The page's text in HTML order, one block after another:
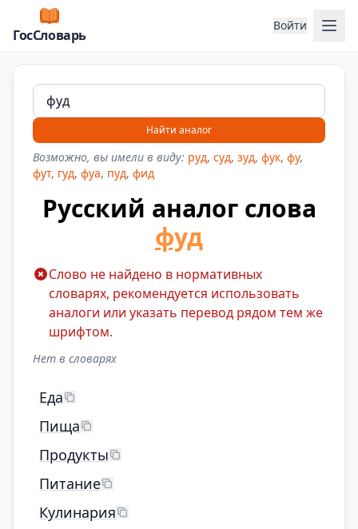
ГосСловарь
Войти
Найти аналог
Возможно, вы имели в виду: руд, суд, зуд, фук, фу,
фут, гуд, фуа, пуд, фид
Русский аналог слова
фуд
Слово не найдено в нормативных
словарях, рекомендуется использовать
аналоги или указать перевод рядом тем же
шрифтом.
Нет в словарях
Еда
Пища
Продукты
Питание
Кулинария